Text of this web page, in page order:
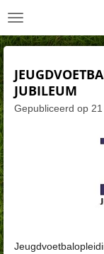
Ga
naar
hoofdinhoud
JUBILEUM
Gepubliceerd op